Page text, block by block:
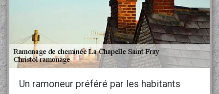
Un ramoneur préféré par les habitants